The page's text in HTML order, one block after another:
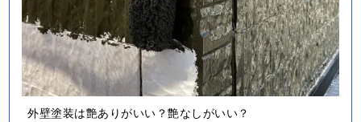
外壁塗装は艶ありがいい？艶なしがいい？